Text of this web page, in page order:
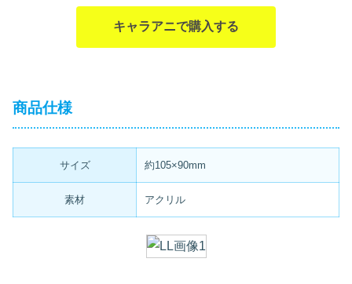
キャラアニで購入する
商品仕様
サイズ 約105×90mm
素材 アクリル